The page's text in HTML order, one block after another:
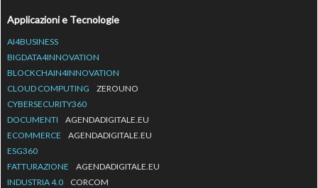
Applicazioni e Tecnologie
AI4BUSINESS
BIGDATA4INNOVATION
BLOCKCHAIN4INNOVATION
CLOUD COMPUTING
ZEROUNO
CYBERSECURITY360
DOCUMENTI
AGENDADIGITALE.EU
ECOMMERCE
AGENDADIGITALE.EU
ESG360
FATTURAZIONE
AGENDADIGITALE.EU
INDUSTRIA 4.0
CORCOM